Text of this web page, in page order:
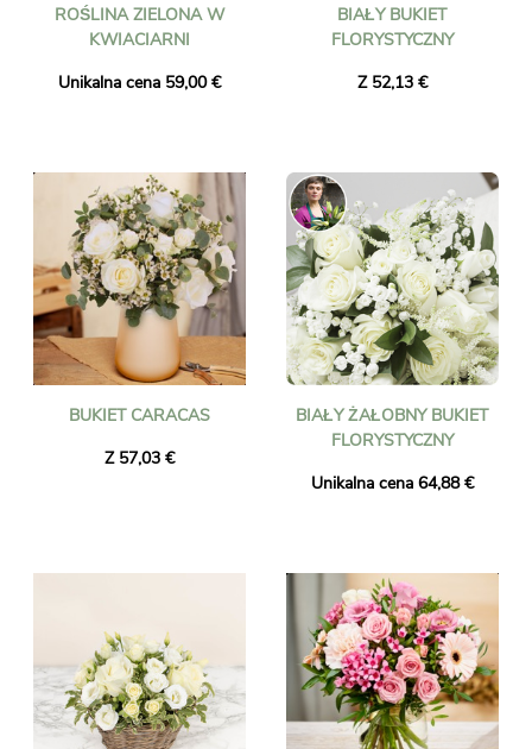
ROŚLINA ZIELONA W
KWIACIARNI
Unikalna cena 59,00 €
BIAŁY BUKIET
FLORYSTYCZNY
Z 52,13 €
BUKIET CARACAS
Z 57,03 €
BIAŁY ŻAŁOBNY BUKIET
FLORYSTYCZNY
Unikalna cena 64,88 €